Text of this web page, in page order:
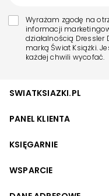
Wyrażam zgodę na
informacji
działalnością Dressler
marką Świat Książki.
każdej chwili wycofać.
SWIATKSIAZKI.PL
PANEL KLIENTA
KSIĘGARNIE
WSPARCIE